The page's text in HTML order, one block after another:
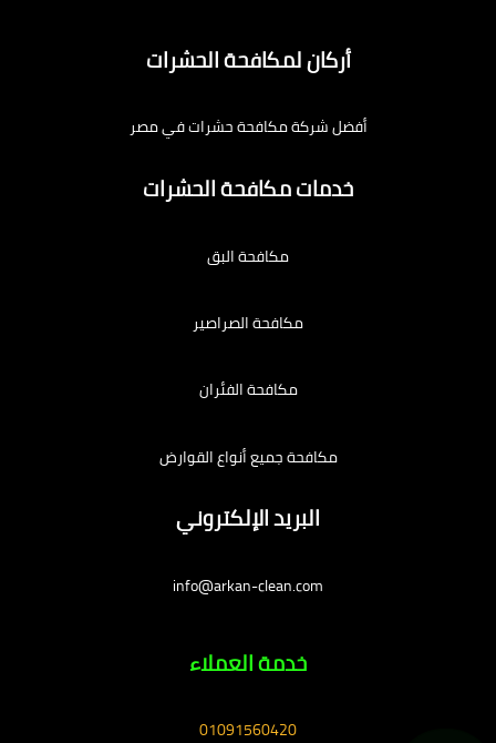
أركان لمكافحة الحشرات
أفضل شركة مكافحة حشرات في مصر
خدمات مكافحة الحشرات
مكافحة البق
مكافحة الصراصير
مكافحة الفئران
مكافحة جميع أنواع القوارض
البريد الإلكتروني
info@arkan-clean.com
خدمة العملاء
01091560420